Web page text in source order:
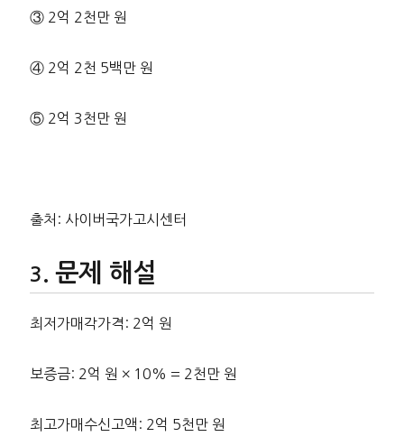
③ 2억 2천만 원
④ 2억 2천 5백만 원
⑤ 2억 3천만 원
출처: 사이버국가고시센터
문제 해설
최저가매각가격: 2억 원
보증금: 2억 원 × 10% = 2천만 원
최고가매수신고액: 2억 5천만 원